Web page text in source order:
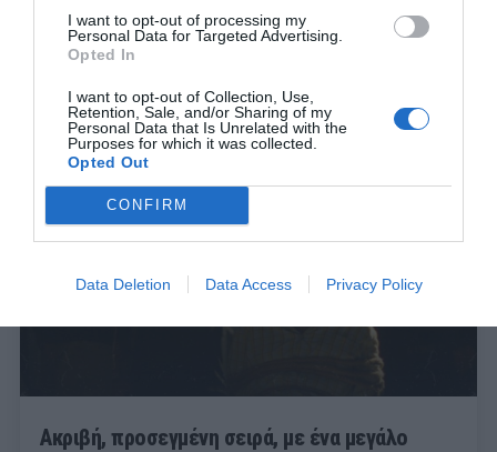
I want to opt-out of processing my
Personal Data for Targeted Advertising.
Opted In
I want to opt-out of Collection, Use,
Retention, Sale, and/or Sharing of my
Personal Data that Is Unrelated with the
Purposes for which it was collected.
Opted Out
CONFIRM
Data Deletion Data Access Privacy Policy
Ακριβή, προσεγμένη σειρά, με ένα μεγάλο